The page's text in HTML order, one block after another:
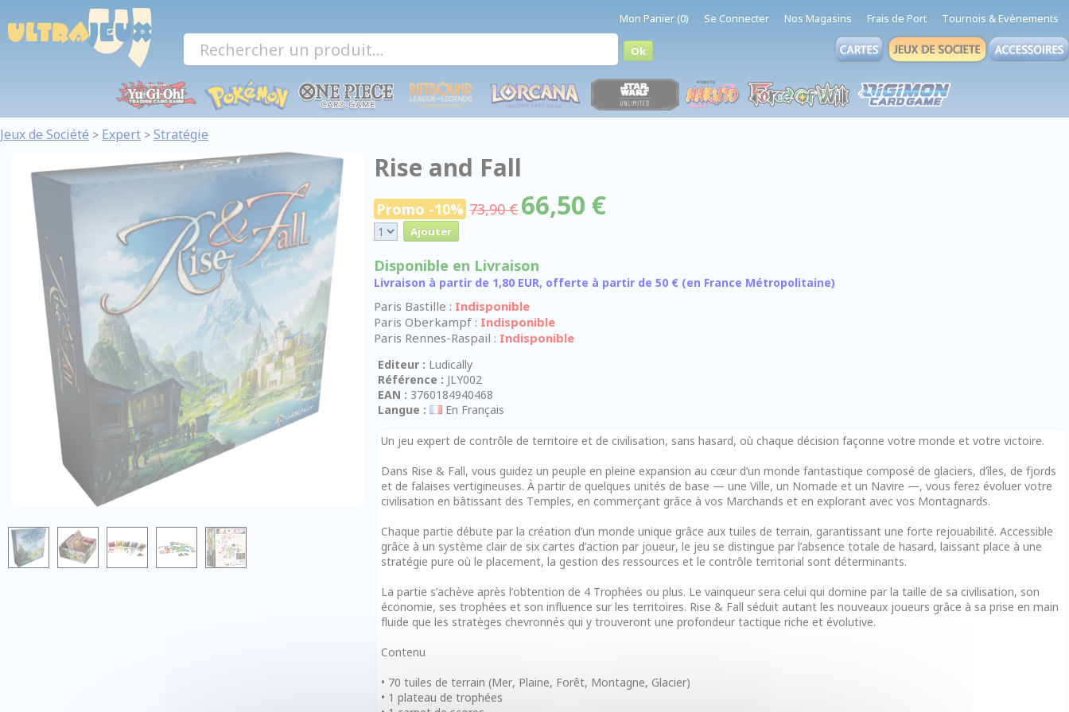
Mon Panier (0) Se Connecter Nos Magasins Frais de Port Tournois & Evènements
Jeux de Société > Expert > Stratégie
Rise and Fall
Promo -10% 73,90 €66,50 €
Disponible en Livraison
Livraison à partir de 1,80 EUR, offerte à partir de 50 € (en France Métropolitaine)
Paris Bastille : Indisponible
Paris Oberkampf : Indisponible
Paris Rennes-Raspail : Indisponible
Editeur : Ludically
Référence : JLY002
EAN : 3760184940468
Langue :
En Français
Un jeu expert de contrôle de territoire et de civilisation, sans hasard, où chaque décision façonne votre monde et votre victoire.
Dans Rise & Fall, vous guidez un peuple en pleine expansion au cœur d’un monde fantastique composé de glaciers, d’îles, de fjords
et de falaises vertigineuses. À partir de quelques unités de base — une Ville, un Nomade et un Navire —, vous ferez évoluer votre
civilisation en bâtissant des Temples, en commerçant grâce à vos Marchands et en explorant avec vos Montagnards.
Chaque partie débute par la création d’un monde unique grâce aux tuiles de terrain, garantissant une forte rejouabilité. Accessible
grâce à un système clair de six cartes d’action par joueur, le jeu se distingue par l’absence totale de hasard, laissant place à une
stratégie pure où le placement, la gestion des ressources et le contrôle territorial sont déterminants.
La partie s’achève après l’obtention de 4 Trophées ou plus. Le vainqueur sera celui qui domine par la taille de sa civilisation, son
économie, ses trophées et son influence sur les territoires. Rise & Fall séduit autant les nouveaux joueurs grâce à sa prise en main
fluide que les stratèges chevronnés qui y trouveront une profondeur tactique riche et évolutive.
Contenu
• 70 tuiles de terrain (Mer, Plaine, Forêt, Montagne, Glacier)
• 1 plateau de trophées
Panneau de gestion des cookies